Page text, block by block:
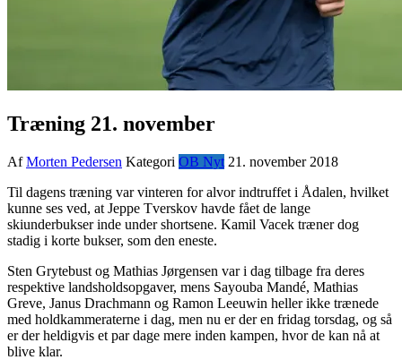
Træning 21. november
AfMorten Pedersen Kategori OB Nyt 21. november 2018
Til dagens træning var vinteren for alvor indtruffet i Ådalen, hvilket
kunne ses ved, at Jeppe Tverskov havde fået de lange
skiunderbukser inde under shortsene. Kamil Vacek træner dog
stadig i korte bukser, som den eneste.
Sten Grytebust og Mathias Jørgensen var i dag tilbage fra deres
respektive landsholdsopgaver, mens Sayouba Mandé, Mathias
Greve, Janus Drachmann og Ramon Leeuwin heller ikke trænede
med holdkammeraterne i dag, men nu er der en fridag torsdag, og så
er der heldigvis et par dage mere inden kampen, hvor de kan nå at
blive klar.